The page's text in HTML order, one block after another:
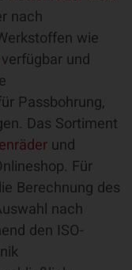
nach
wie
verfügbar und
Passbohrung,
Das Sortiment
und
Für
Berechnung des
nach
den ISO-